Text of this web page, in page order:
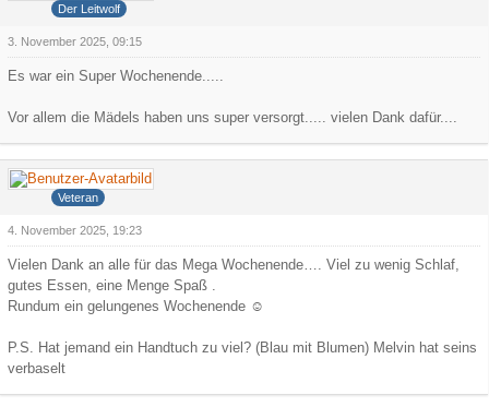
Der Leitwolf
3. November 2025, 09:15
Es war ein Super Wochenende.....
Vor allem die Mädels haben uns super versorgt..... vielen Dank dafür....
Iceman
Veteran
4. November 2025, 19:23
Vielen Dank an alle für das Mega Wochenende…. Viel zu wenig Schlaf,
gutes Essen, eine Menge Spaß .
Rundum ein gelungenes Wochenende ☺️
P.S. Hat jemand ein Handtuch zu viel? (Blau mit Blumen) Melvin hat seins
verbaselt